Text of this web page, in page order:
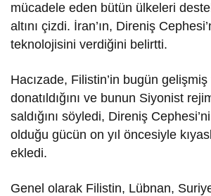
mücadele eden bütün ülkeleri
altını çizdi. İran’ın, Direniş
teknolojisini verdiğini belirtti.
Hacızade, Filistin’in bugün
donatıldığını ve bunun Siyonist
saldığını söyledi, Direniş
olduğu gücün on yıl öncesiyle
ekledi.
Genel olarak Filistin, Lübnan,